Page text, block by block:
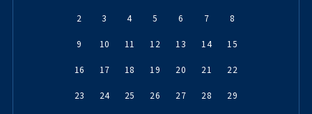
2 3 4 5 6 7 8
9 10 11 12 13 14 15
16 17 18 19 20 21 22
23 24 25 26 27 28 29